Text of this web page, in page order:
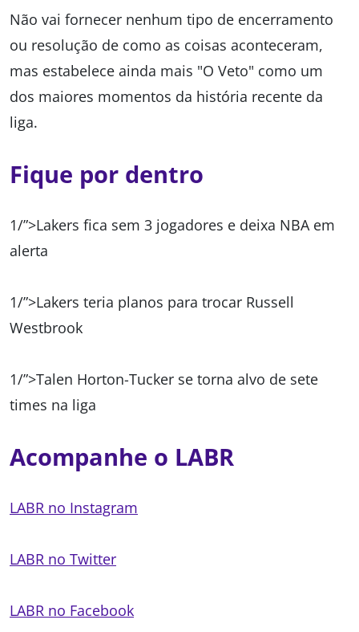
Não vai fornecer nenhum tipo de encerramento
ou resolução de como as coisas aconteceram,
mas estabelece ainda mais "O Veto" como um
dos maiores momentos da história recente da
liga.
Fique por dentro
1/”>Lakers fica sem 3 jogadores e deixa NBA em
alerta
1/”>Lakers teria planos para trocar Russell
Westbrook
1/”>Talen Horton-Tucker se torna alvo de sete
times na liga
Acompanhe o LABR
LABR no Instagram
LABR no Twitter
LABR no Facebook